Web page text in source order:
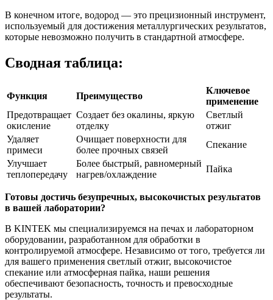
В конечном итоге, водород — это прецизионный инструмент,
используемый для достижения металлургических результатов,
которые невозможно получить в стандартной атмосфере.
Сводная таблица:
Функция Преимущество
Ключевое
применение
Предотвращает
окисление
Создает без окалины, яркую
отделку
Светлый
отжиг
Удаляет
примеси
Очищает поверхности для
более прочных связей
Спекание
Улучшает
теплопередачу
Более быстрый, равномерный
нагрев/охлаждение
Пайка
Готовы достичь безупречных, высокочистых результатов
в вашей лаборатории?
В KINTEK мы специализируемся на печах и лабораторном
оборудовании, разработанном для обработки в
контролируемой атмосфере. Независимо от того, требуется ли
для вашего применения светлый отжиг, высокочистое
спекание или атмосферная пайка, наши решения
обеспечивают безопасность, точность и превосходные
результаты.